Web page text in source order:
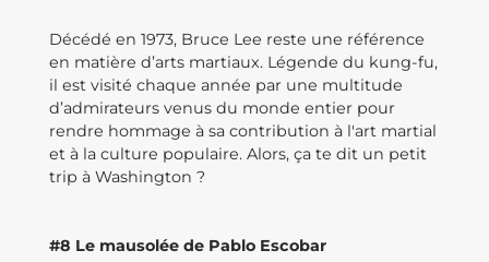
Décédé en 1973, Bruce Lee reste une référence
en matière d’arts martiaux. Légende du kung-fu,
il est visité chaque année par une multitude
d’admirateurs venus du monde entier pour
rendre hommage à sa contribution à l'art martial
et à la culture populaire. Alors, ça te dit un petit
trip à Washington ?
#8 Le mausolée de Pablo Escobar